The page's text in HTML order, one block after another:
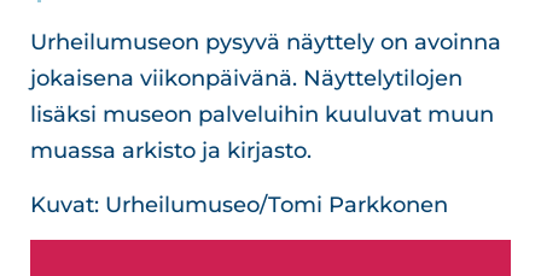
Urheilumuseon pysyvä näyttely on avoinna
jokaisena viikonpäivänä. Näyttelytilojen
lisäksi museon palveluihin kuuluvat muun
muassa arkisto ja kirjasto.
Kuvat: Urheilumuseo/Tomi Parkkonen